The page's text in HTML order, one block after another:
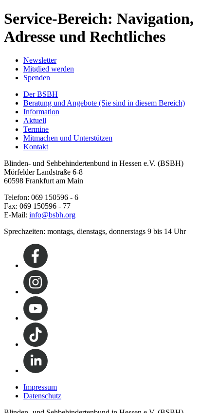
Service-Bereich: Navigation,
Adresse und Rechtliches
Newsletter
Mitglied werden
Spenden
Der BSBH
Beratung und Angebote (Sie sind in diesem Bereich)
Information
Aktuell
Termine
Mitmachen und Unterstützen
Kontakt
Blinden- und Sehbehindertenbund in Hessen e.V. (BSBH)
Mörfelder Landstraße 6-8
60598 Frankfurt am Main
Telefon: 069 150596 - 6
Fax: 069 150596 - 77
E-Mail: info@bsbh.org
Sprechzeiten: montags, dienstags, donnerstags 9 bis 14 Uhr
Impressum
Datenschutz